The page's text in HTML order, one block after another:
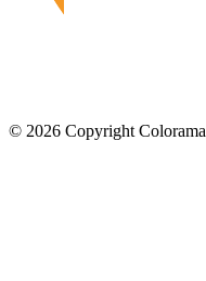
© 2026 Copyright Colorama